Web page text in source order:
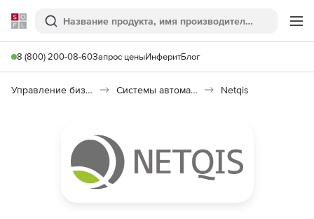
Softline
Поиск
8 (800) 200-08-60Запрос ценыИнферитБлог
Управление бизнесом, CRM/ERP Системы автоматизации Netqis